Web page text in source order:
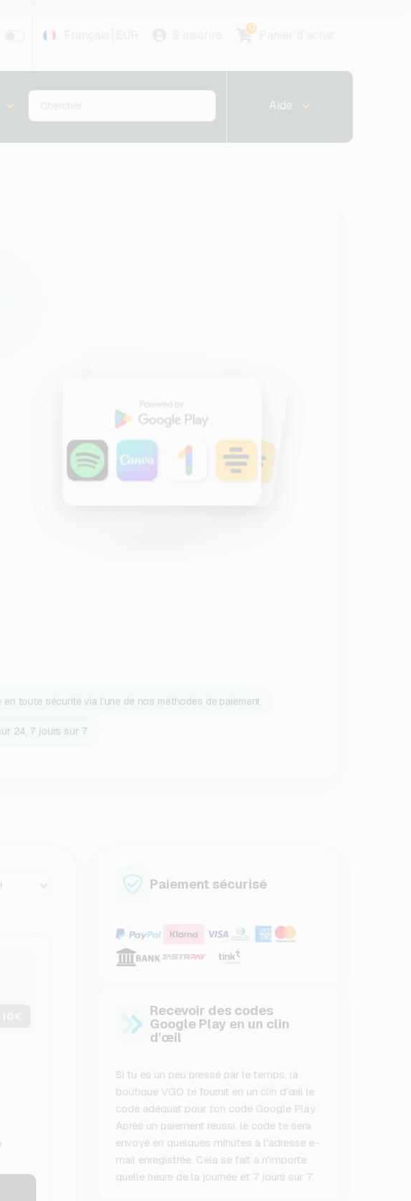
0
Aide
en toute sécurité via l'une de nos méthodes de paiement
24, 7 jours sur 7
Paiement sécurisé
Recevoir des codes
Google Play en un clin
d'œil
Si tu es un peu pressé par le temps, la
boutique VGO te fournit en un clin d'œil le
code adéquat pour ton code Google Play.
Après un paiement réussi, le code te sera
envoyé en quelques minutes à l'adresse e-
mail enregistrée. Cela se fait à n'importe
quelle heure de la journée et 7 jours sur 7.